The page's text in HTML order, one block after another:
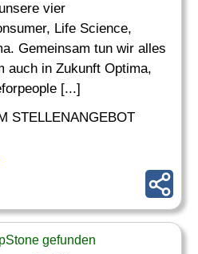
vier
Life Science,
Gemeinsam tun wir alles
auch in Zukunft Optima,
[...]
STELLENANGEBOT
gefunden